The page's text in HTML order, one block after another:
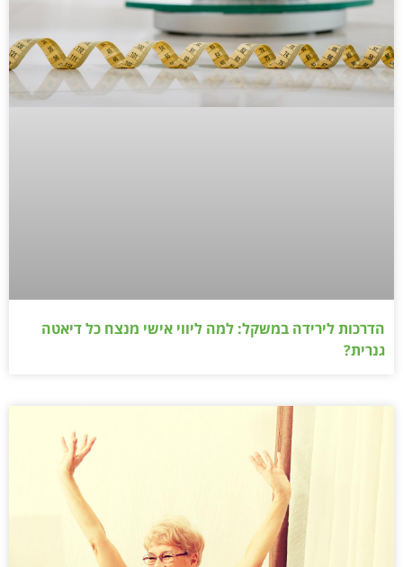
הדרכות לירידה במשקל: למה ליווי אישי מנצח כל דיאטה
גנרית?